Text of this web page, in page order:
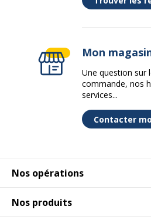
Nos opérations
Nos produits
Mon
Une question sur
commande, nos
services...
Contacter